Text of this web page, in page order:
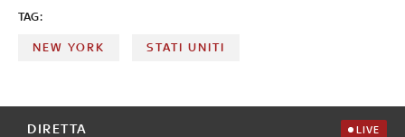
TAG:
NEW YORK STATI UNITI
DIRETTA LIVE